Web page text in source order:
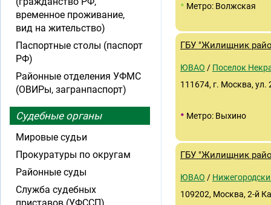
• Метро: Волжская
ГБУ "Жилищник
ЮВАО / Поселок
111674, г. Москва, ул.
• Метро: Выхино
ГБУ "Жилищник
ЮВАО /
109202, Москва, 2-й
временное проживание,
вид на жительство)
Паспортные столы (паспорт
РФ)
Районные отделения УФМС
(ОВИРы, загранпаспорт)
Судебные органы
Мировые судьи
Прокуратуры по округам
Районные суды
Служба судебных